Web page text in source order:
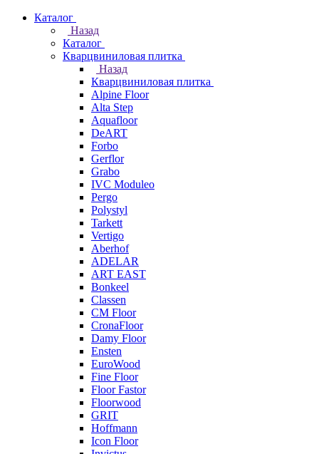
Каталог
Назад
Каталог
Кварцвиниловая плитка
Назад
Кварцвиниловая плитка
Alpine Floor
Alta Step
Aquafloor
DeART
Forbo
Gerflor
Grabo
IVC Moduleo
Pergo
Polystyl
Tarkett
Vertigo
Aberhof
ADELAR
ART EAST
Bonkeel
Classen
CM Floor
CronaFloor
Damy Floor
Ensten
EuroWood
Fine Floor
Floor Fastor
Floorwood
GRIT
Hoffmann
Icon Floor